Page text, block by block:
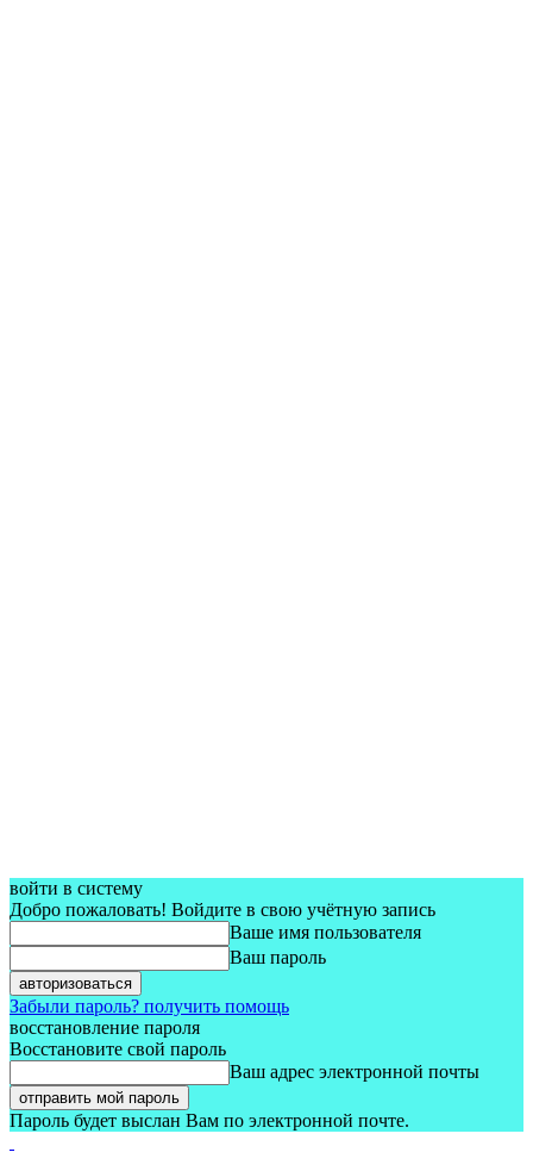
войти в систему
Добро пожаловать! Войдите в свою учётную запись
Ваше имя пользователя
Ваш пароль
Забыли пароль? получить помощь
восстановление пароля
Восстановите свой пароль
Ваш адрес электронной почты
Пароль будет выслан Вам по электронной почте.